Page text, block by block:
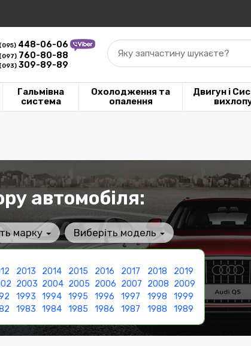
(095) 448-06-06
(097) 760-80-88
(093) 309-89-89
Яку запчастину шукаєте?
Гальмівна
система
Охолодження та
опалення
Двигун і
автомобіля:
2013 2014 2015 2016 2017 2018
2019
2003 2004 2005 2006 2007 2008 2009
1993 1994 1995 1996 1997 1998
1999
1983 1984 1985 1986 1987 1988 1989
марку Виберіть модель